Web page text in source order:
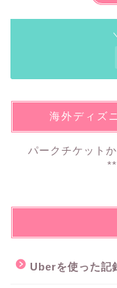
海外ディズ
パークチケット
Uberを使った記